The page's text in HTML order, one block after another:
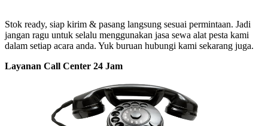
Stok ready, siap kirim & pasang langsung sesuai permintaan. Jadi
jangan ragu untuk selalu menggunakan jasa sewa alat pesta kami
dalam setiap acara anda. Yuk buruan hubungi kami sekarang juga.
Layanan Call Center 24 Jam